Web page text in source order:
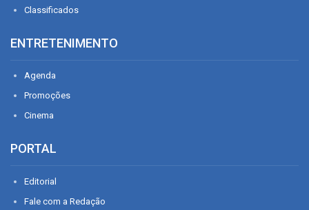
Classificados
ENTRETENIMENTO
Agenda
Promoções
Cinema
PORTAL
Editorial
Fale com a Redação